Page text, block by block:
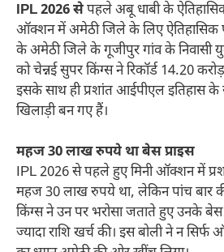
IPL 2026 सेपहले अबू धाबी के
ऑक्शन में अमेठी जिले के लिए ऐतिहासिक
के अमेठी जिले के गूजीपुर गांव के निवासी
को चेन्नई सुपर किंग्स ने रिकॉर्ड 14.20
इसके साथ ही प्रशांत आईपीएल इतिहास
खिलाड़ी बन गए हैं।
महज 30 लाख रुपये था बेस प्राइस
IPL 2026 से पहले हुए मिनी ऑक्शन में
महज 30 लाख रुपये था, लेकिन पांच बार
किंग्स ने उन पर भरोसा जताते हुए उनके बेस
ज्यादा राशि खर्च की। इस बोली ने न